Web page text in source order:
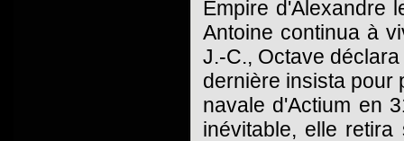
Empire d'Alexandre
Antoine continua à
J.-C., Octave
dernière insista pour
navale d'Actium en
inévitable, elle